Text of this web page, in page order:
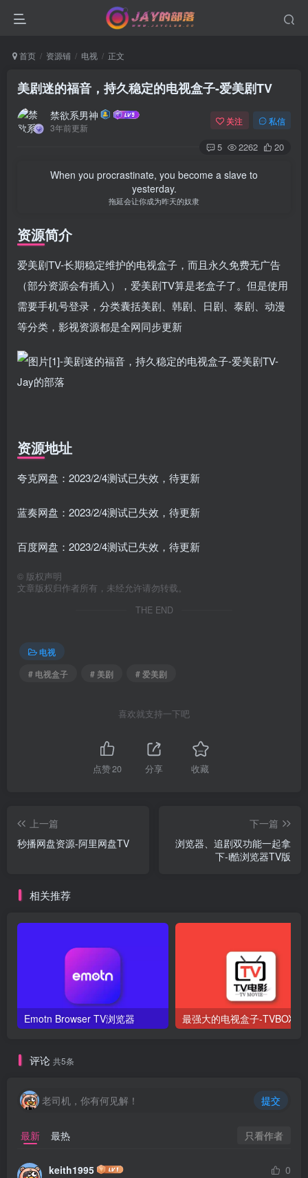
首页 资源铺 电视 正文
美剧迷的福音，持久稳定的电视盒子-爱美剧TV
禁欲系男神
3年前更新
关注 私信
5 2262 20
When you procrastinate, you become a slave to
yesterday.
拖延会让你成为昨天的奴隶
资源简介
爱美剧TV-长期稳定维护的电视盒子，而且永久免费无广告
（部分资源会有插入），爱美剧TV算是老盒子了。但是使用
需要手机号登录，分类囊括美剧、韩剧、日剧、泰剧、动漫
等分类，影视资源都是全网同步更新
资源地址
夸克网盘：2023/2/4测试已失效，待更新
蓝奏网盘：2023/2/4测试已失效，待更新
百度网盘：2023/2/4测试已失效，待更新
© 版权声明
文章版权归作者所有，未经允许请勿转载。
THE END
电视
# 电视盒子
# 美剧 # 爱美剧
喜欢就支持一下吧
点赞20 分享 收藏
上一篇
秒播网盘资源-阿里网盘TV
下一篇
浏览器、追剧双功能一起拿
下-i酷浏览器TV版
相关推荐
Emotn Browser TV浏览器
评论 共5条
老司机，你有何见解！ 提交
最新 最热 只看作者
keith1995
0